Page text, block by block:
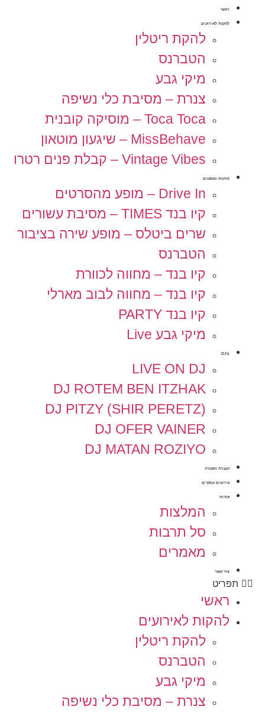
ראשי
להקות לאירועים
להקת ריטלין
הטברנס
מיקי גבע
צנרת – מסיבת כלי נשיפה
Toca Toca – מוסיקה קובנית
MissBehave – שיגעון מוטאון
Vintage Vibes – קבלת פנים רטרו
מחוות ומופעים
Drive In – מופע מהסרטים
קיו בנד TIMES – מסיבת עשורים
שרים ביטלס – מופע שירה בציבור
הטברנס
קיו בנד – מחווה לכוורת
קיו בנד – מחווה לבוב מארלי
קיו בנד PARTY
מיקי גבע Live
DJ's
LIVE ON DJ
DJ ROTEM BEN ITZHAK
DJ PITZY (SHIR PERETZ)
DJ OFER VAINER
DJ MATAN ROZIYO
הגברה ותאורה
אירועים עסקיים
אודות
המלצות
סל תרבות
מאמרים
צור קשר
תפריט
ראשי
להקות לאירועים
להקת ריטלין
הטברנס
מיקי גבע
צנרת – מסיבת כלי נשיפה